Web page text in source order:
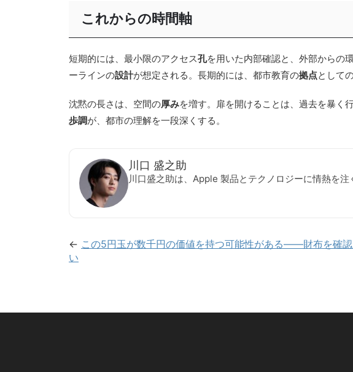
これからの時間軸
短期的には、最小限のアクセス孔を用いた内部確認と、外部からの
ーラインの設計が想定される。長期的には、都市教育の拠点として
沈黙の長さは、空間の厚みを増す。扉を開けることは、過去を暴く
歩調が、都市の理解を一段深くする。
川口 盛之助
川口盛之助は、Apple 製品とテクノロジーに情熱を注
← この5円玉が数千円の価値を持つ可能性がある——財布を確認
い